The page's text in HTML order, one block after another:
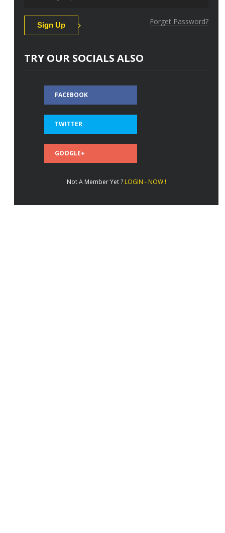
Forget Password?
TRY OUR SOCIALS ALSO
FACEBOOK
TWITTER
GOOGLE+
Not A Member Yet ? LOGIN - NOW !